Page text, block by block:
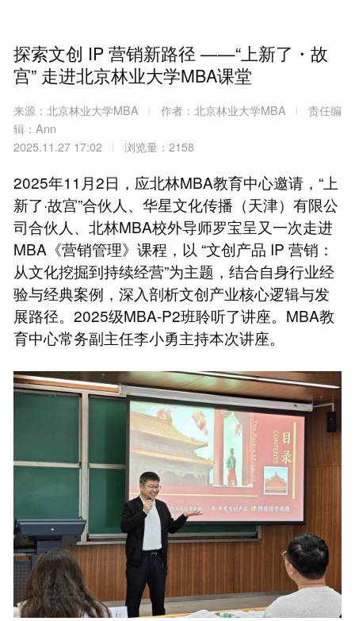
探索文创 IP 营销新路径 ——“上新了・故
宫” 走进北京林业大学MBA课堂
来源：北京林业大学MBA 作者：北京林业大学MBA
责任编
辑：Ann
2025.11.27 17:02
浏览量：2158
2025年11月2日，应北林MBA教育中心邀请，“上
新了·故宫”合伙人、华星文化传播（天津）有限公
司合伙人、北林MBA校外导师罗宝呈又一次走进
MBA《营销管理》课程，以 “文创产品 IP 营销：
从文化挖掘到持续经营”为主题，结合自身行业经
验与经典案例，深入剖析文创产业核心逻辑与发
展路径。2025级MBA-P2班聆听了讲座。MBA教
育中心常务副主任李小勇主持本次讲座。